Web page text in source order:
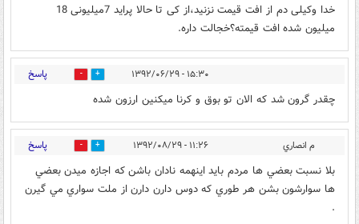
خدا وکیلی دم از افت قیمت نزنید،از کی تا حالا پراید 7میلیونی 18
میلیون شده افت قیمته؟خجالت داره.
۱۵:۳۰ - ۱۳۹۲/۰۶/۲۹ 0 پاسخ
چقدر گرون شد که الان تو بوق و کرنا میکنین ارزون شده
م انصاري ۱۱:۲۶ - ۱۳۹۲/۰۸/۲۹ 0 پاسخ
بلا نسبت بعضي ها مردم بايد اينهمه نادان باشن كه اجازه ميدن بعضي
ها سوارشون بشن هر طوري كه دوس دارن دارن از ملت سواري مي گيرن
.